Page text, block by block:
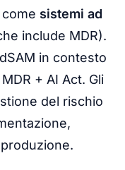
come sistemi ad
include MDR).
in contesto
+ AI Act. Gli
del rischio